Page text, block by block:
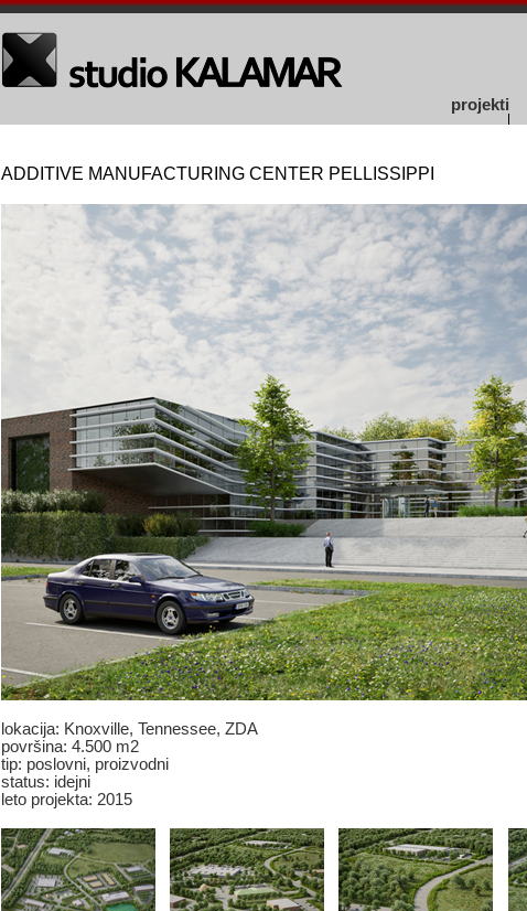
projekti
ADDITIVE MANUFACTURING CENTER PELLISSIPPI
lokacija: Knoxville, Tennessee, ZDA
površina: 4.500 m2
tip: poslovni, proizvodni
status: idejni
leto projekta: 2015